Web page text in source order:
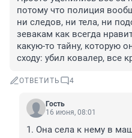
потому что полиция
ни следов, ни тела, ни
зевакам как всегда
какую-то тайну, которую
сходу: убил ковалер, все
ОТВЕТИТЬ 4
Гость
16 июня, 08:01
1. Она села к нему в